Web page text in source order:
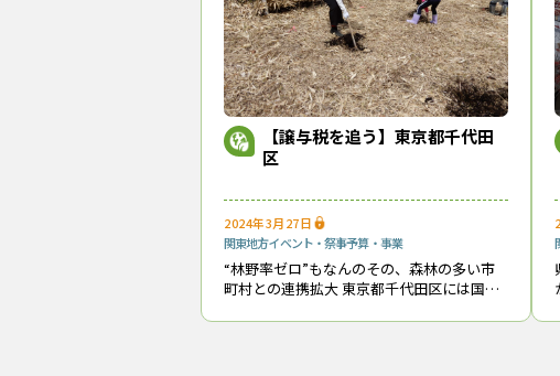
千葉県森林組合市原市東電用地森林環境税・
『林政ニュース
おかげさまで、
耳寄り情報をお届
【譲与税を追う】東京都千代田
区
2024年3月27日
関東地方イベント・祭事予算・事業
“林野率ゼロ”もなんのその、森林の多い市
町村との連携拡大 東京都千代田区には国会
が集まる。日本国家の１丁目１番地といえ